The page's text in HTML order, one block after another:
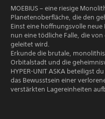
MOEBIUS – eine riesige
Planetenoberfläche, die den
Einst eine hoffnungsvolle
nun eine tödliche Falle, die von
geleitet wird.
Erkunde die brutale,
Orbitalstadt und die
HYPER-UNIT ASKA beteiligst
das Bewusstsein einer
verstärkten Lagereinheiten